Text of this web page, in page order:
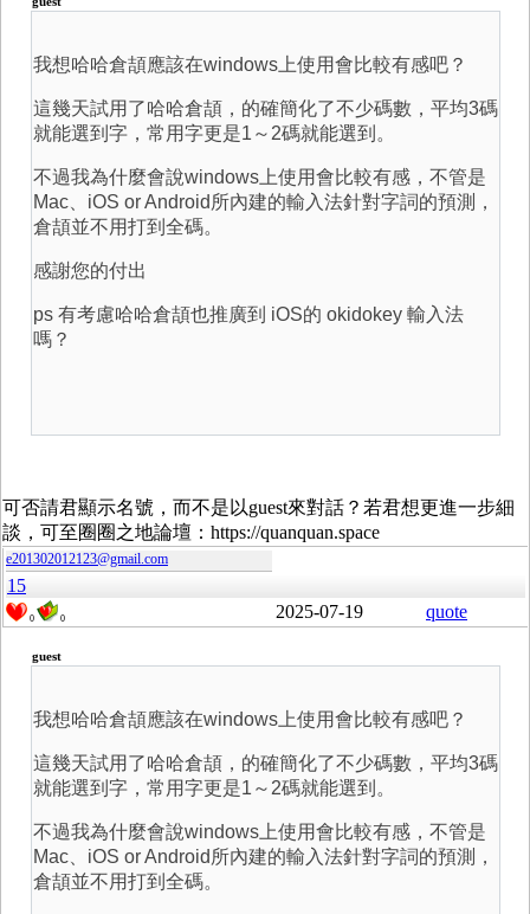
我想哈哈倉頡應該在windows上使用會比較有感吧？
這幾天試用了哈哈倉頡，的確簡化了不少碼數，平均3碼
就能選到字，常用字更是1～2碼就能選到。
不過我為什麼會說windows上使用會比較有感，不管是
Mac、iOS or Android所內建的輸入法針對字詞的預測，
倉頡並不用打到全碼。
感謝您的付出
ps 有考慮哈哈倉頡也推廣到 iOS的 okidokey 輸入法
嗎？
可否請君顯示名號，而不是以guest來對話？若君想更進一步細
談，可至圈圈之地論壇：https://quanquan.space
e201302012123@gmail.com
15
0 0 2025-07-19 quote
guest
我想哈哈倉頡應該在windows上使用會比較有感吧？
這幾天試用了哈哈倉頡，的確簡化了不少碼數，平均3碼
就能選到字，常用字更是1～2碼就能選到。
不過我為什麼會說windows上使用會比較有感，不管是
Mac、iOS or Android所內建的輸入法針對字詞的預測，
倉頡並不用打到全碼。